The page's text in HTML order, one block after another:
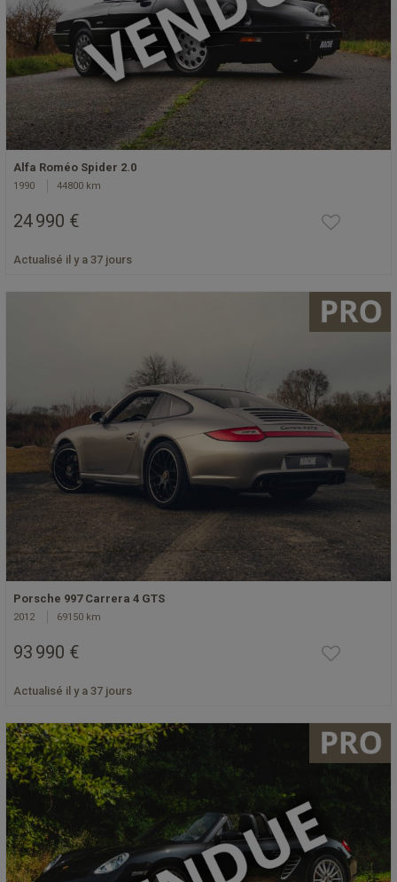
Alfa Roméo Spider 2.0
1990 44800 km
24 990 €
Actualisé il y a 37 jours
Porsche 997 Carrera 4 GTS
2012 69150 km
93 990 €
Actualisé il y a 37 jours